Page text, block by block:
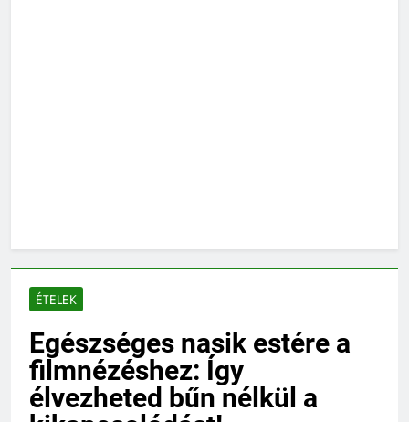
ÉTELEK
Egészséges nasik estére a
filmnézéshez: Így
élvezheted bűn nélkül a